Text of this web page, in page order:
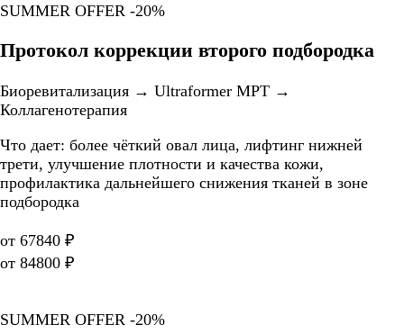
SUMMER OFFER -20%
Протокол коррекции второго подбородка
Биоревитализация → Ultraformer MPT →
Коллагенотерапия
Что дает: более чёткий овал лица, лифтинг нижней
трети, улучшение плотности и качества кожи,
профилактика дальнейшего снижения тканей в зоне
подбородка
от 67840 ₽
от 84800 ₽
SUMMER OFFER -20%